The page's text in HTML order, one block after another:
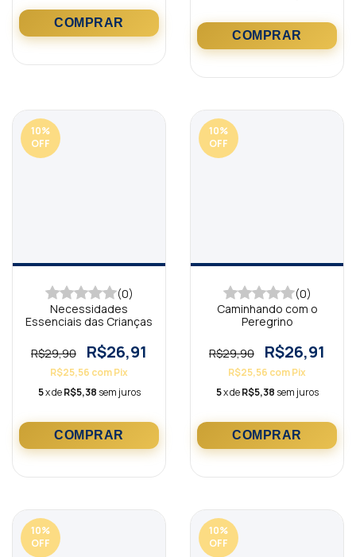
10%
OFF
(0)
Necessidades
Essenciais das Crianças
R$29,90 R$26,91
R$25,56 comPix
5x deR$5,38 sem juros
10%
OFF
(0)
Caminhando com o
Peregrino
R$29,90 R$26,91
R$25,56 comPix
5x deR$5,38 sem juros
10%
OFF
10%
OFF